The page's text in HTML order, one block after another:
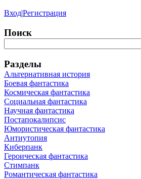
Вход|Регистрация
Поиск
Разделы
Альтернативная история
Боевая фантастика
Космическая фантастика
Социальная фантастика
Научная фантастика
Постапокалипсис
Юмористическая фантастика
Антиутопия
Киберпанк
Героическая фантастика
Стимпанк
Романтическая фантастика